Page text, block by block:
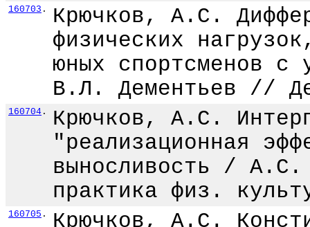
160703 .
Крючков, А.С.
физических
юных спортсменов
В.Л. Дементьев //
160704 .
Крючков, А.С.
"реализационная
выносливость /
практика физ.
160705 .
Крючков, А.С.